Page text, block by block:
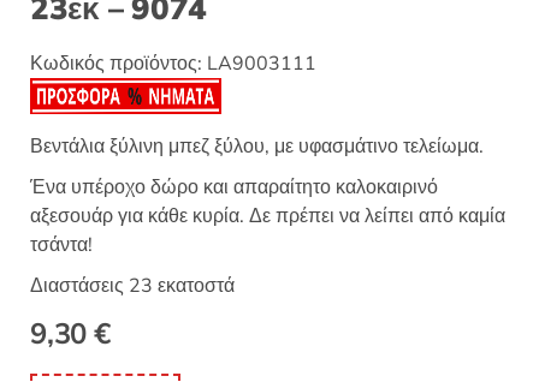
23εκ – 9074
Κωδικός προϊόντος: LA9003111
Βεντάλια ξύλινη μπεζ ξύλου, με υφασμάτινο τελείωμα.
Ένα υπέροχο δώρο και απαραίτητο καλοκαιρινό
αξεσουάρ για κάθε κυρία. Δε πρέπει να λείπει από καμία
τσάντα!
Διαστάσεις 23 εκατοστά
9,30€